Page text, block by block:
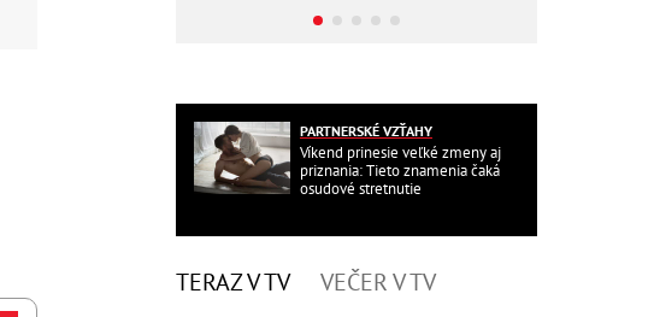
PARTNERSKÉ VZŤAHY
Víkend prinesie veľké zmeny aj
priznania: Tieto znamenia čaká
osudové stretnutie
TERAZ V TV VEČER V TV